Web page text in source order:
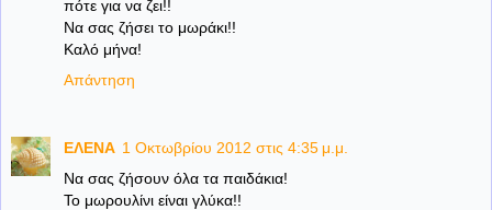
πότε για να ζει!!
Να σας ζήσει το μωράκι!!
Καλό μήνα!
Απάντηση
ΕΛΕΝΑ 1 Οκτωβρίου 2012 στις 4:35 μ.μ.
Να σας ζήσουν όλα τα παιδάκια!
Το μωρουλίνι είναι γλύκα!!